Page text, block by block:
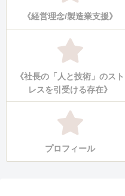
《経営理念/製造業支援》
《社長の「人と技術」のスト
レスを引受ける存在》
プロフィール